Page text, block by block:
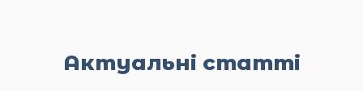
Актуальні статті